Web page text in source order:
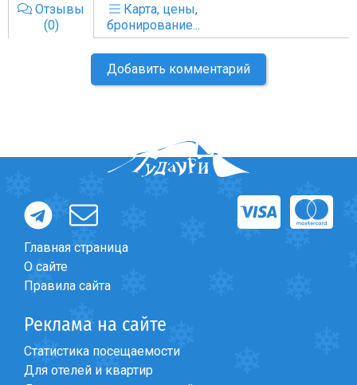
Отзывы
(0)
Карта, цены,
бронирование...
Добавить комментарий
Главная страница
О сайте
Правила сайта
Реклама на сайте
Статистика посещаемости
Для отелей и квартир